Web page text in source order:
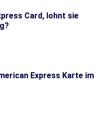
Card, lohnt sie
Express Karte im